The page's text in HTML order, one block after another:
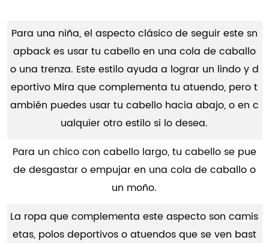
Para una niña, el aspecto clásico de seguir este sn
apback es usar tu cabello en una cola de caballo
o una trenza. Este estilo ayuda a lograr un lindo y d
eportivo Mira que complementa tu atuendo, pero t
ambién puedes usar tu cabello hacia abajo, o en c
ualquier otro estilo si lo desea.
Para un chico con cabello largo, tu cabello se pue
de desgastar o empujar en una cola de caballo o
un moño.
La ropa que complementa este aspecto son camis
etas, polos deportivos o atuendos que se ven bast